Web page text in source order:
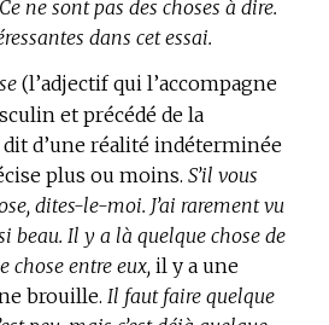
Ce ne sont pas des choses à dire.
dans cet essai.
(l’adjectif qui l’accompagne
et précédé de la
dit d’une réalité indéterminée
plus ou moins. S’il vous
dites-le-moi. J’ai rarement vu
beau. Il y a là quelque chose de
chose entre eux, il y a une
brouille. Il faut faire quelque